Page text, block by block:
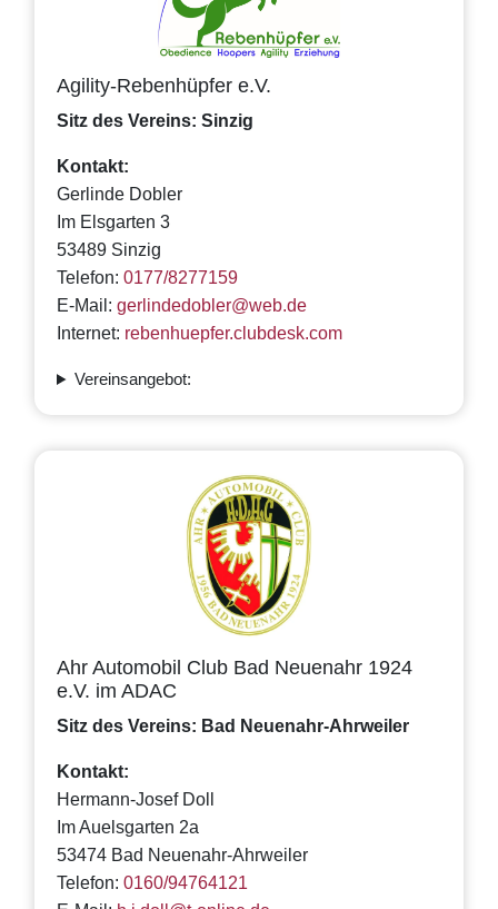
Agility-Rebenhüpfer e.V.
Sitz des Vereins: Sinzig
Kontakt:
Gerlinde Dobler
Im Elsgarten 3
53489 Sinzig
Telefon: 0177/8277159
E-Mail: gerlindedobler@web.de
Internet: rebenhuepfer.clubdesk.com
Vereinsangebot:
Ahr Automobil Club Bad Neuenahr 1924
e.V. im ADAC
Sitz des Vereins: Bad Neuenahr-Ahrweiler
Kontakt:
Hermann-Josef Doll
Im Auelsgarten 2a
53474 Bad Neuenahr-Ahrweiler
Telefon: 0160/94764121